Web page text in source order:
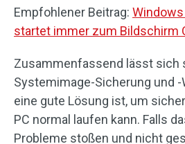
Empfohlener Beitrag: Windows
startet immer zum Bildschirm
Zusammenfassend lässt sich
Systemimage-Sicherung und
eine gute Lösung ist, um
PC normal laufen kann. Falls
Probleme stoßen und nicht